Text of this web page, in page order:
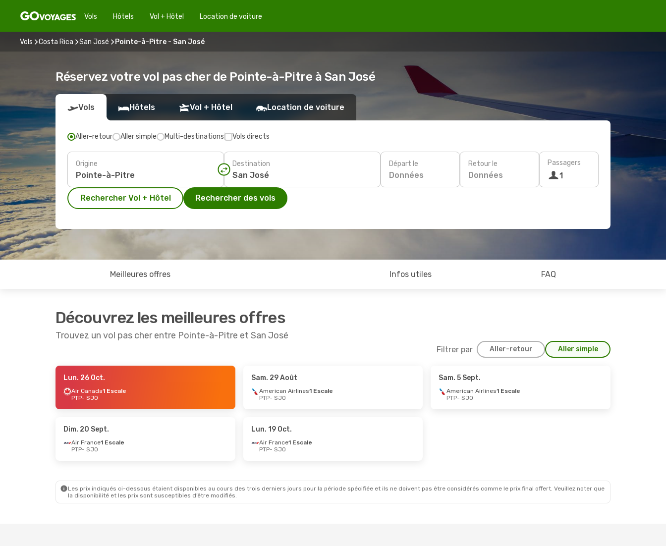
Vols Hôtels Vol + Hôtel Location de voiture
Vols Costa Rica San José Pointe-à-Pitre - San José
Réservez votre vol pas cher de Pointe-à-Pitre à San José
Vols Hôtels Vol + Hôtel Location de voiture
Aller-retour Aller simple Multi-destinations Vols directs
Origine Destination Départ le
Données
Retour le
Données
Passagers
1
Rechercher Vol + Hôtel Rechercher des vols
Meilleures offres Infos utiles FAQ
Découvrez les meilleures offres
Trouvez un vol pas cher entre Pointe-à-Pitre et San José
Filtrer par Aller-retour Aller simple
- Dim. 1 Nov.
1 Escale
Lun. 26 Oct.
Air Canada1 Escale
PTP- SJO
Sam. 29 Août
American Airlines1 Escale
PTP- SJO
Sam. 5 Sept.
American Airlines1 Escale
PTP- SJO
Dim. 20 Sept.
Air France1 Escale
PTP- SJO
Lun. 19 Oct.
Air France1 Escale
PTP- SJO
Les prix indiqués ci-dessous étaient disponibles au cours des trois derniers jours pour la période spécifiée et ils ne doivent pas être considérés comme le prix final offert. Veuillez noter que
la disponibilité et les prix sont susceptibles d’être modifiés.